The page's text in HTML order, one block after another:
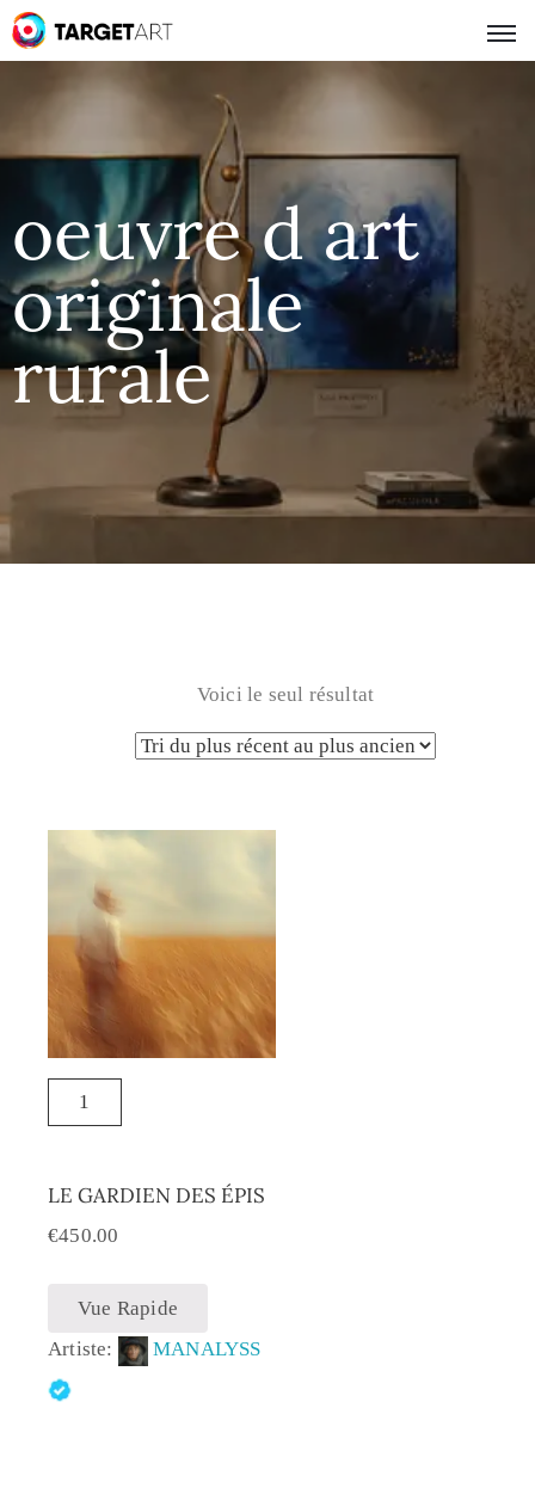
oeuvre d art
originale
rurale
Voici le seul résultat
LE GARDIEN DES ÉPIS
€450.00
Vue Rapide
Artiste:
MANALYSS